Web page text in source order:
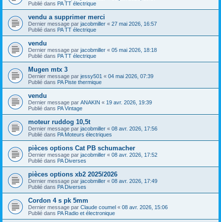
Publié dans PA TT électrique
vendu a supprimer merci
Dernier message par jacobmiller « 27 mai 2026, 16:57
Publié dans PA TT électrique
vendu
Dernier message par jacobmiller « 05 mai 2026, 18:18
Publié dans PA TT électrique
Mugen mtx 3
Dernier message par jessy501 « 04 mai 2026, 07:39
Publié dans PA Piste thermique
vendu
Dernier message par ANAKIN « 19 avr. 2026, 19:39
Publié dans PA Vintage
moteur ruddog 10,5t
Dernier message par jacobmiller « 08 avr. 2026, 17:56
Publié dans PA Moteurs électriques
pièces options Cat PB schumacher
Dernier message par jacobmiller « 08 avr. 2026, 17:52
Publié dans PA Diverses
pièces options xb2 2025/2026
Dernier message par jacobmiller « 08 avr. 2026, 17:49
Publié dans PA Diverses
Cordon 4 s pk 5mm
Dernier message par Claude coumel « 08 avr. 2026, 15:06
Publié dans PA Radio et électronique